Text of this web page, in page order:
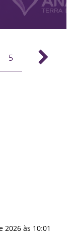
5
2026 às 10:01